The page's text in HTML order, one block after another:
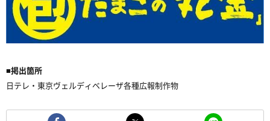
■掲出箇所
日テレ・東京ヴェルディベレーザ各種広報制作物